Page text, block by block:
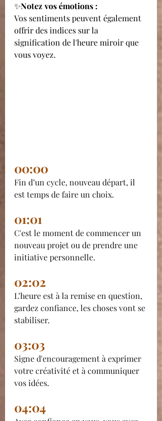
✨Notez vos émotions :
Vos sentiments peuvent également
offrir des indices sur la
signification de l'heure miroir que
vous voyez.
00:00
Fin d’un cycle, nouveau départ, il
est temps de faire un choix.
01:01
C'est le moment de commencer un
nouveau projet ou de prendre une
initiative personnelle.
02:02
L’heure est à la remise en question,
gardez confiance, les choses vont se
stabiliser.
03:03
Signe d'encouragement à exprimer
votre créativité et à communiquer
vos idées.
04:04